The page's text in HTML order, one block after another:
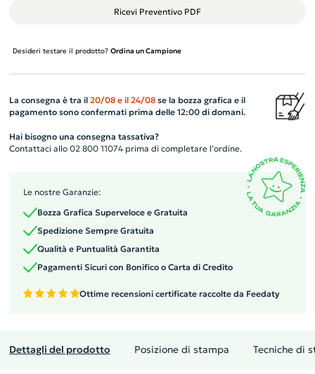
Ricevi Preventivo PDF
Desideri testare il prodotto? Ordina un Campione
La consegna è tra il 20/08 e il 24/08se la bozza grafica e il
pagamento sono confermati prima delle 12:00 di domani.
Hai bisogno una consegna tassativa?
Contattaci allo 02 800 11074 prima di completare l’ordine.
Le nostre Garanzie:
Bozza Grafica Superveloce e Gratuita
Spedizione Sempre Gratuita
Qualità e Puntualità Garantita
Pagamenti Sicuri con Bonifico o Carta di Credito
Ottime recensioni certificate raccolte da Feedaty
Dettagli del prodotto Posizione di stampa Tecniche di